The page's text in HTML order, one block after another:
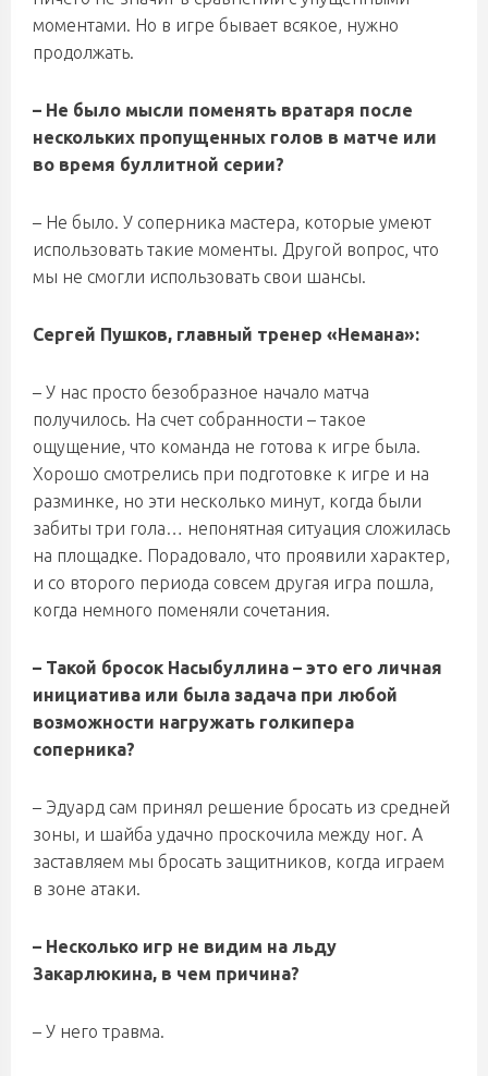
моментами. Но в игре бывает всякое, нужно
продолжать.
– Не было мысли поменять вратаря после
нескольких пропущенных голов в матче или
во время буллитной серии?
– Не было. У соперника мастера, которые умеют
использовать такие моменты. Другой вопрос, что
мы не смогли использовать свои шансы.
Сергей Пушков, главный тренер «Немана»:
– У нас просто безобразное начало матча
получилось. На счет собранности – такое
ощущение, что команда не готова к игре была.
Хорошо смотрелись при подготовке к игре и на
разминке, но эти несколько минут, когда были
забиты три гола… непонятная ситуация сложилась
на площадке. Порадовало, что проявили характер,
и со второго периода совсем другая игра пошла,
когда немного поменяли сочетания.
– Такой бросок Насыбуллина – это его личная
инициатива или была задача при любой
возможности нагружать голкипера
соперника?
– Эдуард сам принял решение бросать из средней
зоны, и шайба удачно проскочила между ног. А
заставляем мы бросать защитников, когда играем
в зоне атаки.
– Несколько игр не видим на льду
Закарлюкина, в чем причина?
– У него травма.